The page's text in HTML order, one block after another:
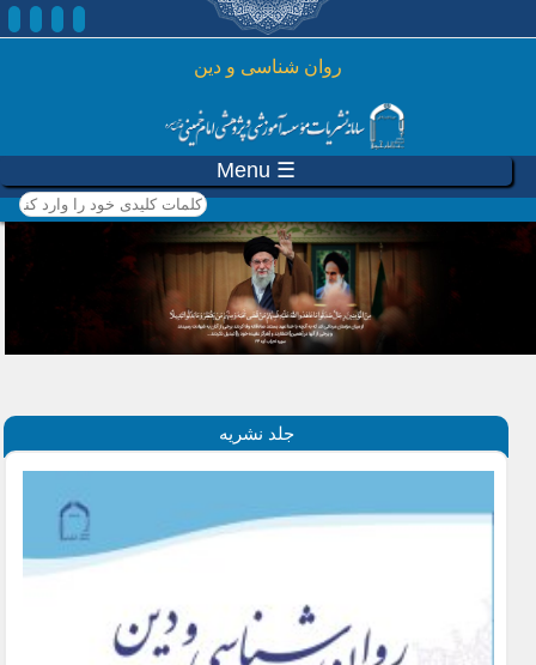
رفتن به محتوای اصلی
روان شناسی و دين
☰ Menu
کلمات کلیدی خود را وارد
کنید
جلد نشریه